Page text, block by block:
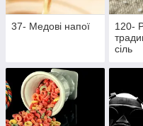
37- Медові напої
120-
сіль